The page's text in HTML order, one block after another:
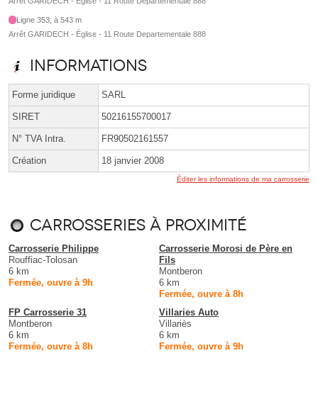
Ligne 353, à 543 m
Arrêt GARIDECH - Église - 11 Route Departementale 888
Informations
Forme juridique SARL
SIRET 50216155700017
N° TVA Intra. FR90502161557
Création 18 janvier 2008
Éditer les informations de ma carrosserie
Carrosseries à proximité
Carrosserie Philippe
Rouffiac-Tolosan
6 km
Fermée, ouvre à 9h
Carrosserie Morosi de Père en
Fils
Montberon
6 km
Fermée, ouvre à 8h
FP Carrosserie 31
Montberon
6 km
Fermée, ouvre à 8h
Villaries Auto
Villariès
6 km
Fermée, ouvre à 9h